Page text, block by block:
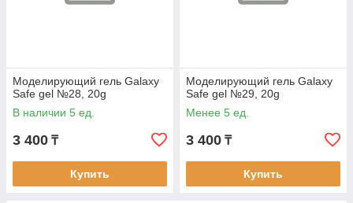
Моделирующий гель Galaxy
Safe gel №28, 20g
В наличии 5 ед.
3 400 ₸
Купить
Моделирующий гель Galaxy
Safe gel №29, 20g
Менее 5 ед.
3 400 ₸
Купить